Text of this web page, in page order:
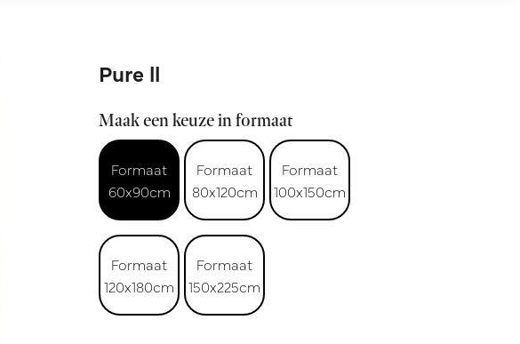
Pure ll
Maak een keuze in formaat
Formaat
60x90cm
Formaat
80x120cm
Formaat
100x150cm
Formaat
120x180cm
Formaat
150x225cm